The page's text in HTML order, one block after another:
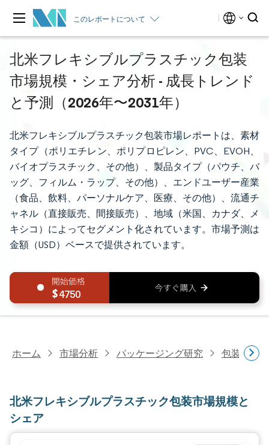
このレポートについて
北米フレキシブルプラスチック包装
市場規模・シェア分析 - 成長トレンド
と予測（2026年〜2031年）
北米フレキシブルプラスチック包装市場レポートは、素材
タイプ（ポリエチレン、ポリプロピレン、PVC、EVOH、
バイオプラスチック、その他）、製品タイプ（パウチ、バ
ッグ、フィルム・ラップ、その他）、エンドユーザー産業
（食品、飲料、パーソナルケア、医療、その他）、流通チ
ャネル（直接販売、間接販売）、地域（米国、カナダ、メ
キシコ）によってセグメント化されています。市場予測は
金額（USD）ベースで提供されています。
4750
ホーム 市場分析 パッケージング研究 包装材料
北米フレキシブルプラスチック包装市場規模と
シェア